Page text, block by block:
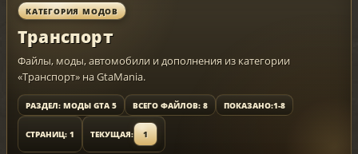
КАТЕГОРИЯ МОДОВ
Транспорт
Файлы, моды, автомобили и дополнения из категории
«Транспорт» на GtaMania.
РАЗДЕЛ: МОДЫ GTA 5 ВСЕГО ФАЙЛОВ: 8 ПОКАЗАНО:1-8
СТРАНИЦ: 1 ТЕКУЩАЯ: 1